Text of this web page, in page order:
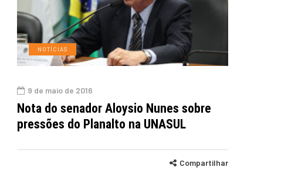
NOTÍCIAS
9 de maio de 2016
Nota do senador Aloysio Nunes sobre
pressões do Planalto na UNASUL
Compartilhar